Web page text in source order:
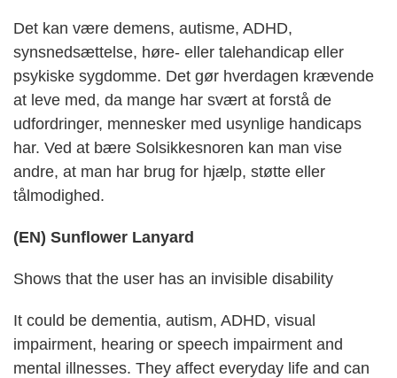
Det kan være demens, autisme, ADHD,
synsnedsættelse, høre- eller talehandicap eller
psykiske sygdomme. Det gør hverdagen krævende
at leve med, da mange har svært at forstå de
udfordringer, mennesker med usynlige handicaps
har. Ved at bære Solsikkesnoren kan man vise
andre, at man har brug for hjælp, støtte eller
tålmodighed.
(EN) Sunflower Lanyard
Shows that the user has an invisible disability
It could be dementia, autism, ADHD, visual
impairment, hearing or speech impairment and
mental illnesses. They affect everyday life and can